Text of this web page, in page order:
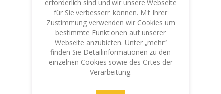
erforderlich sind und wir unsere Webseite
für Sie verbessern können. Mit Ihrer
Zustimmung verwenden wir Cookies um
bestimmte Funktionen auf unserer
Webseite anzubieten. Unter „mehr“
finden Sie Detailinformationen zu den
einzelnen Cookies sowie des Ortes der
Verarbeitung.